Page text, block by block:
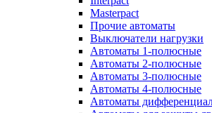
Masterpact
Прочие автоматы
Выключатели нагрузки
Автоматы 1-полюсные
Автоматы 2-полюсные
Автоматы 3-полюсные
Автоматы 4-полюсные
Автоматы